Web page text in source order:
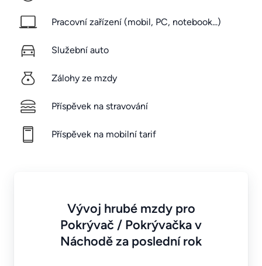
Pracovní zařízení (mobil, PC, notebook...)
Služební auto
Zálohy ze mzdy
Příspěvek na stravování
Příspěvek na mobilní tarif
Vývoj hrubé mzdy pro
Pokrývač / Pokrývačka v
Náchodě za poslední rok